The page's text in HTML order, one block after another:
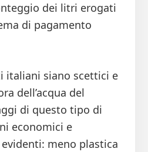
dei litri erogati
di pagamento
italiani siano scettici e
dell’acqua del
di questo tipo di
economici e
meno plastica